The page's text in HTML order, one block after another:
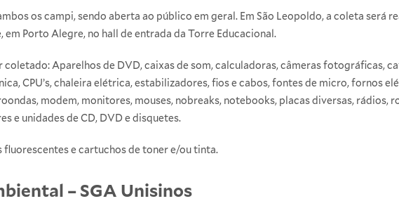
os campi, sendo aberta ao público em geral. Em São Leopoldo, a coleta será
em Porto Alegre, no hall de entrada da Torre Educacional.
Aparelhos de DVD, caixas de som, calculadoras, câmeras fotográficas,
CPU’s, chaleira elétrica, estabilizadores, fios e cabos, fontes de micro, fornos
modem, monitores, mouses, nobreaks, notebooks, placas diversas, rádios,
e unidades de CD, DVD e disquetes.
e cartuchos de toner e/ou tinta.
– SGA Unisinos